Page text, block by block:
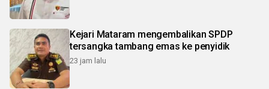
Kejari Mataram mengembalikan SPDP
tersangka tambang emas ke penyidik
23 jam lalu